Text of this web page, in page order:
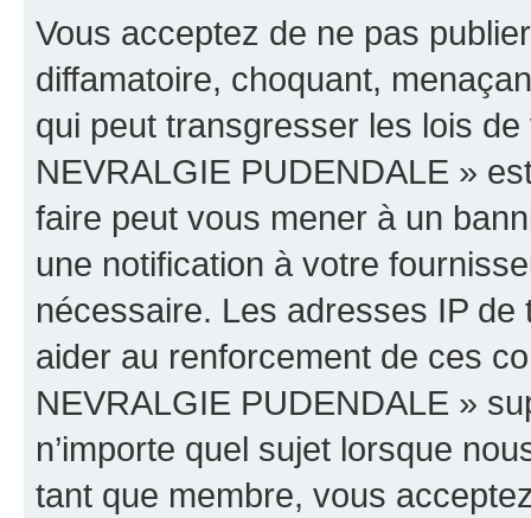
Vous acceptez de ne pas
diffamatoire, choquant,
qui peut transgresser les lois
NEVRALGIE PUDENDALE »
faire peut vous mener à un
une notification à votre
nécessaire. Les adresses IP
aider au renforcement de ces
NEVRALGIE PUDENDALE »
n’importe quel sujet lorsque
tant que membre, vous